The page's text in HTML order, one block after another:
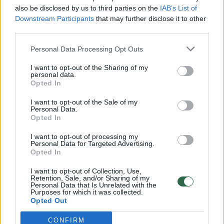
also be disclosed by us to third parties on the IAB’s List of
Downstream Participants that may further disclose it to other
Personal Data Processing Opt Outs
I want to opt-out of the Sharing of my
personal data.
Opted In
I want to opt-out of the Sale of my
Personal Data.
Opted In
I want to opt-out of processing my
Personal Data for Targeted Advertising.
Opted In
I want to opt-out of Collection, Use,
Retention, Sale, and/or Sharing of my
Personal Data that Is Unrelated with the
Purposes for which it was collected.
Opted Out
CONFIRM
Žinios | Lietuvos diena
00:00:57
Savaitės vidurys nusimato karštas: temperatūra kils iki
32 laipsnių šilumos
Žinios | Orai
00:00:59
Nufilmavo, kaip patvino Vilniaus Vakarinis aplinkkelis:
Žinios | Lietuvos diena
Avarija Vilniuje: į stotelę įsirėžęs automobilis sužalojo
dvi moteris
Žinios